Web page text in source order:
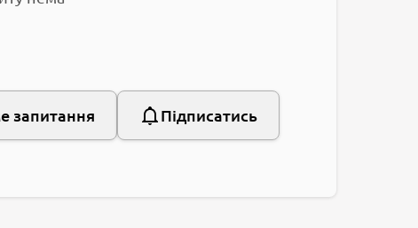
запитання Підписатись